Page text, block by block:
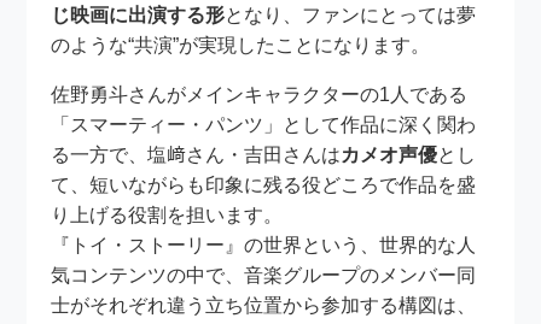
じ映画に出演する形となり、ファンにとっては夢
のような“共演”が実現したことになります。
佐野勇斗さんがメインキャラクターの1人である
「スマーティー・パンツ」として作品に深く関わ
る一方で、塩﨑さん・吉田さんはカメオ声優とし
て、短いながらも印象に残る役どころで作品を盛
り上げる役割を担います。
『トイ・ストーリー』の世界という、世界的な人
気コンテンツの中で、音楽グループのメンバー同
士がそれぞれ違う立ち位置から参加する構図は、